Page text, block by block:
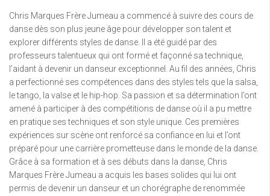
Chris Marques Frère Jumeau a commencé à suivre des cours de
danse dès son plus jeune âge pour développer son talent et
explorer différents styles de danse. Il a été guidé par des
professeurs talentueux qui ont formé et façonné sa technique,
l’aidant à devenir un danseur exceptionnel. Au fil des années, Chris
a perfectionné ses compétences dans des styles tels que la salsa,
le tango, la valse et le hip-hop. Sa passion et sa détermination l’ont
amené à participer à des compétitions de danse où il a pu mettre
en pratique ses techniques et son style unique. Ces premières
expériences sur scène ont renforcé sa confiance en lui et l’ont
préparé pour une carrière prometteuse dans le monde de la danse.
Grâce à sa formation et à ses débuts dans la danse, Chris
Marques Frère Jumeau a acquis les bases solides qui lui ont
permis de devenir un danseur et un chorégraphe de renommée